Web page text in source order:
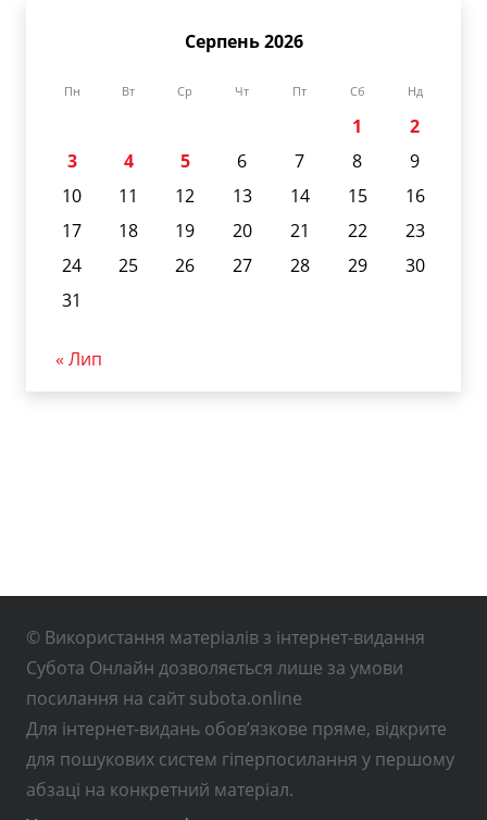
Серпень 2026
Пн Вт Ср Чт Пт Сб Нд
1
2
3
4 5 6 7 8
9
10
11 12 13 14 15
16
17
18 19 20 21 22
23
24
25 26 27 28 29
30
31
« Лип
© Використання матеріалів з інтернет-видання
Субота Онлайн дозволяється лише за умови
посилання на сайт subota.online
Для інтернет-видань обов’язкове пряме, відкрите
для пошукових систем гіперпосилання у першому
абзаці на конкретний матеріал.